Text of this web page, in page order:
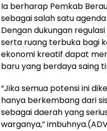
Ia berharap Pemkab
sebagai salah satu
Dengan dukungan
serta ruang terbuka bagi
ekonomi kreatif dapat
baru yang berdaya saing
“Jika semua potensi ini
hanya berkembang dari
sebagai daerah yang
warganya,”